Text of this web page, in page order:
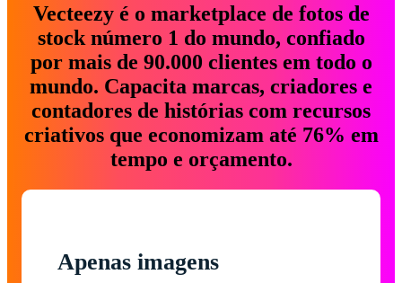
Vecteezy é o marketplace de fotos de
stock número 1 do mundo, confiado
por mais de 90.000 clientes em todo o
mundo. Capacita marcas, criadores e
contadores de histórias com recursos
criativos que economizam até 76% em
tempo e orçamento.
Apenas imagens